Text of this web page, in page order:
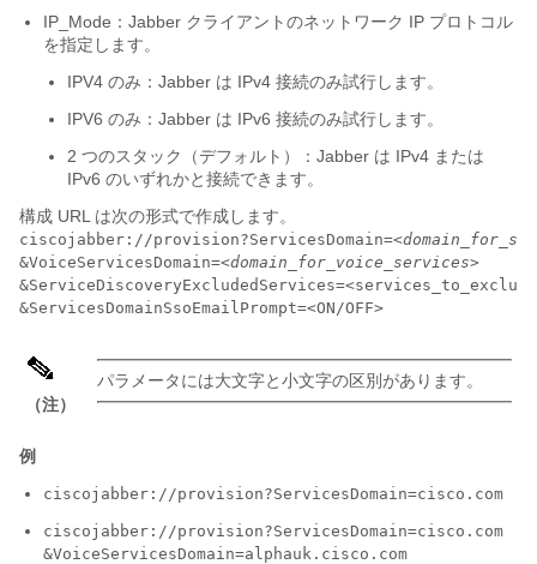
IP_Mode ：Jabber クライアントのネットワーク IP プロトコル
を指定します。
IPV4 のみ：Jabber は IPv4 接続のみ試行します。
IPV6 のみ：Jabber は IPv6 接続のみ試行します。
2 つのスタック（デフォルト）：Jabber は IPv4 または
IPv6 のいずれかと接続できます。
構成 URL は次の形式で作成します。
ciscojabber://provision?ServicesDomain=
&VoiceServicesDomain=<domain_for_voice_services>
&ServicesDomainSsoEmailPrompt=<ON/OFF>
（注）
パラメータには大文字と小文字の区別があります。
例
ciscojabber://provision?ServicesDomain=cisco.com
ciscojabber://provision?ServicesDomain=cisco.com
&VoiceServicesDomain=alphauk.cisco.com